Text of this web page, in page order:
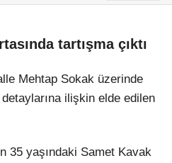
tartışma çıktı
Mehtap Sokak üzerinde
ilişkin elde edilen
35 yaşındaki Samet Kavak